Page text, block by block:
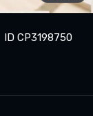
ID CP3198750